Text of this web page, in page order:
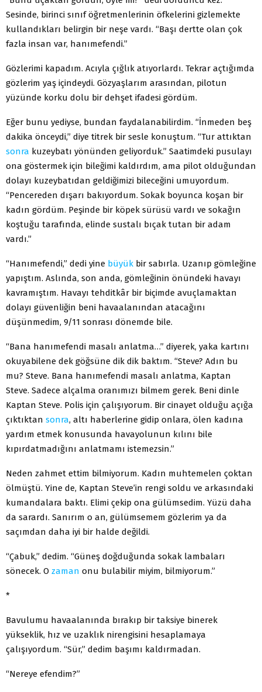
Sesinde, birinci sınıf öğretmenlerinin öfkelerini gizlemekte
kullandıkları belirgin bir neşe vardı. “Başı dertte olan çok
fazla insan var, hanımefendi.”
Gözlerimi kapadım. Acıyla çığlık atıyorlardı. Tekrar açtığımda
gözlerim yaş içindeydi. Gözyaşlarım arasından, pilotun
yüzünde korku dolu bir dehşet ifadesi gördüm.
Eğer bunu yediyse, bundan faydalanabilirdim. “İnmeden beş
dakika önceydi,” diye titrek bir sesle konuştum. “Tur attıktan
sonra kuzeybatı yönünden geliyorduk.” Saatimdeki pusulayı
ona göstermek için bileğimi kaldırdım, ama pilot olduğundan
dolayı kuzeybatıdan geldiğimizi bileceğini umuyordum.
“Pencereden dışarı bakıyordum. Sokak boyunca koşan bir
kadın gördüm. Peşinde bir köpek sürüsü vardı ve sokağın
koştuğu tarafında, elinde sustalı bıçak tutan bir adam
vardı.”
“Hanımefendi,” dedi yine büyük bir sabırla. Uzanıp gömleğine
yapıştım. Aslında, son anda, gömleğinin önündeki havayı
kavramıştım. Havayı tehditkâr bir biçimde avuçlamaktan
dolayı güvenliğin beni havaalanından atacağını
düşünmedim, 9/11 sonrası dönemde bile.
“Bana hanımefendi masalı anlatma…” diyerek, yaka kartını
okuyabilene dek göğsüne dik dik baktım. “Steve? Adın bu
mu? Steve. Bana hanımefendi masalı anlatma, Kaptan
Steve. Sadece alçalma oranımızı bilmem gerek. Beni dinle
Kaptan Steve. Polis için çalışıyorum. Bir cinayet olduğu açığa
çıktıktan sonra, altı haberlerine gidip onlara, ölen kadına
yardım etmek konusunda havayolunun kılını bile
kıpırdatmadığını anlatmamı istemezsin.”
Neden zahmet ettim bilmiyorum. Kadın muhtemelen çoktan
ölmüştü. Yine de, Kaptan Steve’in rengi soldu ve arkasındaki
kumandalara baktı. Elimi çekip ona gülümsedim. Yüzü daha
da sarardı. Sanırım o an, gülümsemem gözlerim ya da
saçımdan daha iyi bir halde değildi.
“Çabuk,” dedim. “Güneş doğduğunda sokak lambaları
sönecek. O zaman onu bulabilir miyim, bilmiyorum.”
*
Bavulumu havaalanında bırakıp bir taksiye binerek
yükseklik, hız ve uzaklık nirengisini hesaplamaya
çalışıyordum. “Sür,” dedim başımı kaldırmadan.
“Nereye efendim?”